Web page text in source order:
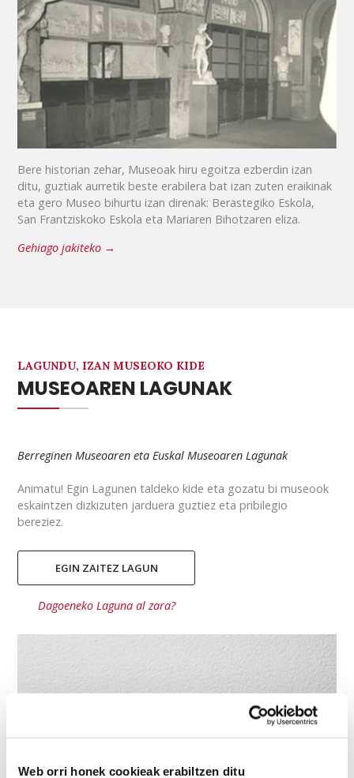
Web orri honek cookieak erabiltzen ditu
Bere historian zehar, Museoak hiru egoitza ezberdin izan
ditu, guztiak aurretik beste erabilera bat izan zuten eraikinak
eta gero Museo bihurtu izan direnak: Berastegiko Eskola,
San Frantziskoko Eskola eta Mariaren Bihotzaren eliza.
Gehiago jakiteko →
LAGUNDU, IZAN MUSEOKO KIDE
MUSEOAREN LAGUNAK
Berreginen Museoaren eta Euskal Museoaren Lagunak
Animatu! Egin Lagunen taldeko kide eta gozatu bi museook
eskaintzen dizkizuten jarduera guztiez eta pribilegio
bereziez.
EGIN ZAITEZ LAGUN
Dagoeneko Laguna al zara?